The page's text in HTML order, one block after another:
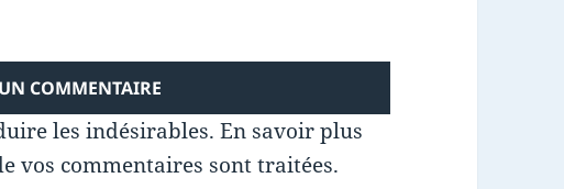
les indésirables.En savoir plus
vos commentaires sont traitées.